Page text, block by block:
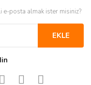
e-posta almak ister misiniz?
EKLE